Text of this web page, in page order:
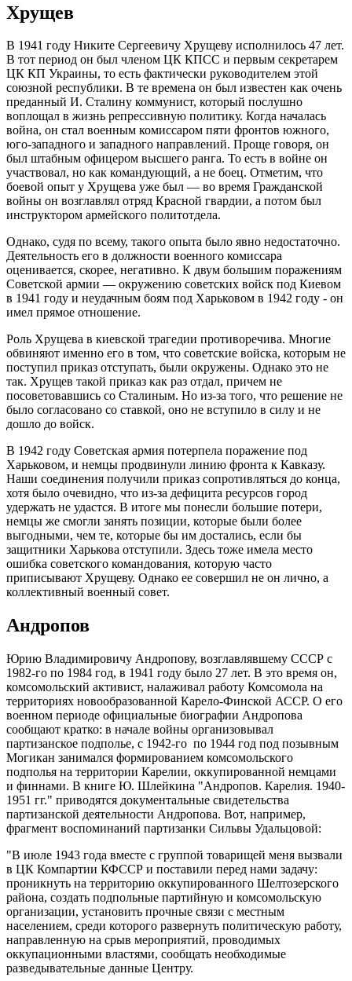
Хрущев
В 1941 году Никите Сергеевичу Хрущеву исполнилось 47 лет.
В тот период он был членом ЦК КПСС и первым секретарем
ЦК КП Украины, то есть фактически руководителем этой
союзной республики. В те времена он был известен как очень
преданный И. Сталину коммунист, который послушно
воплощал в жизнь репрессивную политику. Когда началась
война, он стал военным комиссаром пяти фронтов южного,
юго-западного и западного направлений. Проще говоря, он
был штабным офицером высшего ранга. То есть в войне он
участвовал, но как командующий, а не боец. Отметим, что
боевой опыт у Хрущева уже был — во время Гражданской
войны он возглавлял отряд Красной гвардии, а потом был
инструктором армейского политотдела.
Однако, судя по всему, такого опыта было явно недостаточно.
Деятельность его в должности военного комиссара
оценивается, скорее, негативно. К двум большим поражениям
Советской армии — окружению советских войск под Киевом
в 1941 году и неудачным боям под Харьковом в 1942 году - он
имел прямое отношение.
Роль Хрущева в киевской трагедии противоречива. Многие
обвиняют именно его в том, что советские войска, которым не
поступил приказ отступать, были окружены. Однако это не
так. Хрущев такой приказ как раз отдал, причем не
посоветовавшись со Сталиным. Но из-за того, что решение не
было согласовано со ставкой, оно не вступило в силу и не
дошло до войск.
В 1942 году Советская армия потерпела поражение под
Харьковом, и немцы продвинули линию фронта к Кавказу.
Наши соединения получили приказ сопротивляться до конца,
хотя было очевидно, что из-за дефицита ресурсов город
удержать не удастся. В итоге мы понесли большие потери,
немцы же смогли занять позиции, которые были более
выгодными, чем те, которые бы им достались, если бы
защитники Харькова отступили. Здесь тоже имела место
ошибка советского командования, которую часто
приписывают Хрущеву. Однако ее совершил не он лично, а
коллективный военный совет.
Андропов
Юрию Владимировичу Андропову, возглавлявшему СССР с
1982-го по 1984 год, в 1941 году было 27 лет. В это время он,
комсомольский активист, налаживал работу Комсомола на
территориях новообразованной Карело-Финской АССР. О его
военном периоде официальные биографии Андропова
сообщают кратко: в начале войны организовывал
партизанское подполье, с 1942-го по 1944 год под позывным
Могикан занимался формированием комсомольского
подполья на территории Карелии, оккупированной немцами
и финнами. В книге Ю. Шлейкина "Андропов. Карелия. 1940-
1951 гг." приводятся документальные свидетельства
партизанской деятельности Андропова. Вот, например,
фрагмент воспоминаний партизанки Сильвы Удальцовой:
"В июле 1943 года вместе с группой товарищей меня вызвали
в ЦК Компартии КФССР и поставили перед нами задачу:
проникнуть на территорию оккупированного Шелтозерского
района, создать подпольные партийную и комсомольскую
организации, установить прочные связи с местным
населением, среди которого развернуть политическую работу,
направленную на срыв мероприятий, проводимых
оккупационными властями, сообщать необходимые
разведывательные данные Центру.